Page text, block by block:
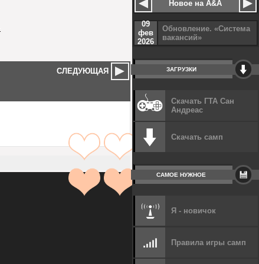
СЛЕДУЮЩАЯ
Новое на A&A
09
фев
2026
Обновление. «Система
вакансий»
ЗАГРУЗКИ
Скачать ГТА Сан
Андреас
Скачать самп
САМОЕ НУЖНОЕ
Я - новичок
Правила игры самп